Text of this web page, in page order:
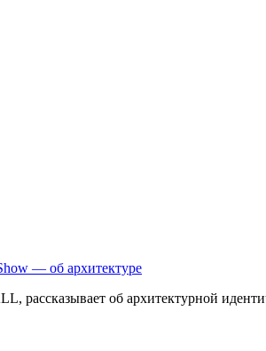
— об архитектуре
рассказывает об архитектурной